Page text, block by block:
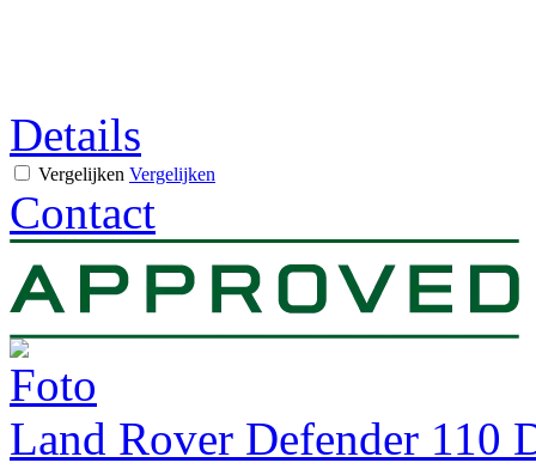
Details
Vergelijken Vergelijken
Contact
Land Rover Defender 110